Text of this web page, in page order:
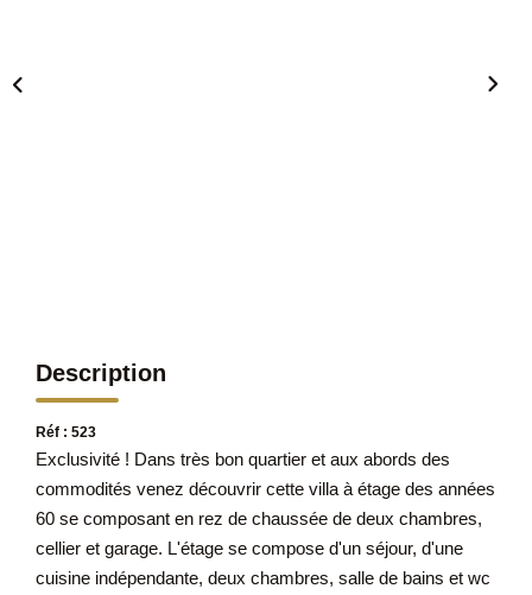
Description
Réf : 523
Exclusivité ! Dans très bon quartier et aux abords des
commodités venez découvrir cette villa à étage des années
60 se composant en rez de chaussée de deux chambres,
cellier et garage. L'étage se compose d'un séjour, d'une
cuisine indépendante, deux chambres, salle de bains et wc